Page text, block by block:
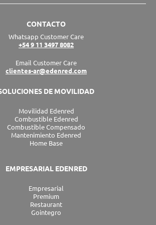
r
a
m
b
o
o
k
t
e
r
CONTACTO
Whatsapp Customer Care
+54 9 11 3497 8082
Email Customer Care
clientes-ar@edenred.com
DE MOVILIDAD
Movilidad Edenred
Combustible Edenred
Combustible Compensado
Mantenimiento Edenred
Home Base
EMPRESARIAL EDENRED
Empresarial
Premium
Restaurant
Gointegro